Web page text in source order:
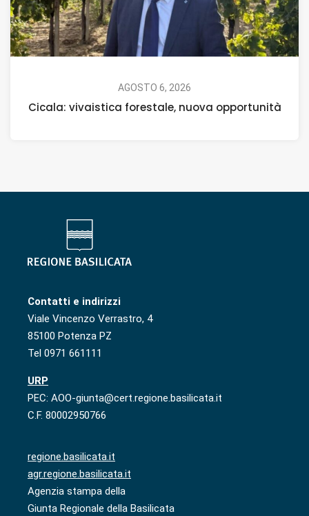
AGOSTO 6, 2026
Cicala: vivaistica forestale, nuova opportunità
Contatti e indirizzi
Viale Vincenzo Verrastro, 4
85100 Potenza PZ
Tel 0971 661111
URP
PEC: AOO-giunta@cert.regione.basilicata.it
C.F. 80002950766
regione.basilicata.it
agr.regione.basilicata.it
Agenzia stampa della
Giunta Regionale della Basilicata